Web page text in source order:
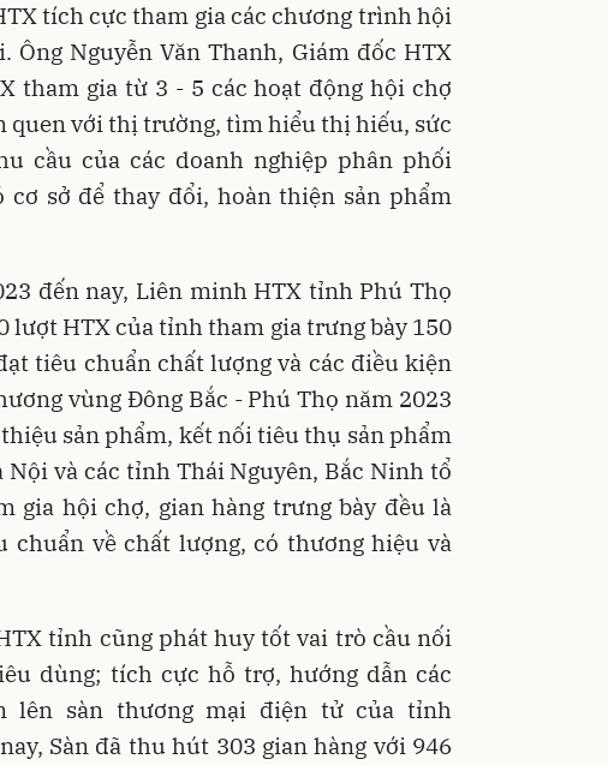
tích cực tham gia các chương trình hội
Nguyễn Văn Thanh, Giám đốc HTX
tham gia từ 3 - 5 các hoạt động hội chợ
quen với thị trường, tìm hiểu thị hiếu, sức
cầu của các doanh nghiệp phân phối
cơ sở để thay đổi, hoàn thiện sản phẩm
đến nay, Liên minh HTX tỉnh Phú Thọ
lượt HTX của tỉnh tham gia trưng bày 150
tiêu chuẩn chất lượng và các điều kiện
vùng Đông Bắc - Phú Thọ năm 2023
sản phẩm, kết nối tiêu thụ sản phẩm
và các tỉnh Thái Nguyên, Bắc Ninh tổ
gia hội chợ, gian hàng trưng bày đều là
chuẩn về chất lượng, có thương hiệu và
tỉnh cũng phát huy tốt vai trò cầu nối
dùng; tích cực hỗ trợ, hướng dẫn các
lên sàn thương mại điện tử của tỉnh
Sàn đã thu hút 303 gian hàng với 946